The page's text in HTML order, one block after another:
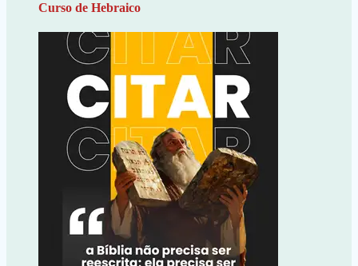
Curso de Hebraico